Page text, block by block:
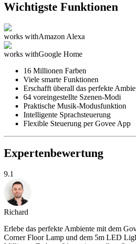
Wichtigste Funktionen
works withAmazon Alexa
works withGoogle Home
16 Millionen Farben
Viele smarte Funktionen
Erschafft überall das perfekte
64 voreingestellte Szenen-Modi
Praktische Musik-Modusfunktion
Intelligente Sprachsteuerung
Flexible Steuerung per Govee App
Expertenbewertung
9.1
Richard
Erlebe das perfekte Ambiente mit dem
Corner Floor Lamp und dem 5m LED